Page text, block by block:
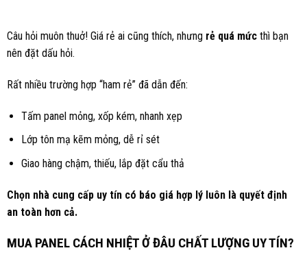
Câu hỏi muôn thuở! Giá rẻ ai cũng thích, nhưng rẻ quá mức thì bạn
nên đặt dấu hỏi.
Rất nhiều trường hợp “ham rẻ” đã dẫn đến:
Tấm panel mỏng, xốp kém, nhanh xẹp
Lớp tôn mạ kẽm mỏng, dễ rỉ sét
Giao hàng chậm, thiếu, lắp đặt cẩu thả
Chọn nhà cung cấp uy tín có báo giá hợp lý luôn là quyết định
an toàn hơn cả.
MUA PANEL CÁCH NHIỆT Ở ĐÂU CHẤT LƯỢNG UY TÍN?